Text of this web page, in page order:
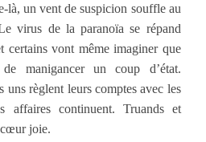
là, un vent de suspicion souffle au
virus de la paranoïa se répand
certains vont même imaginer que
manigancer un coup d’état.
uns règlent leurs comptes avec les
affaires continuent. Truands et
cœur joie.